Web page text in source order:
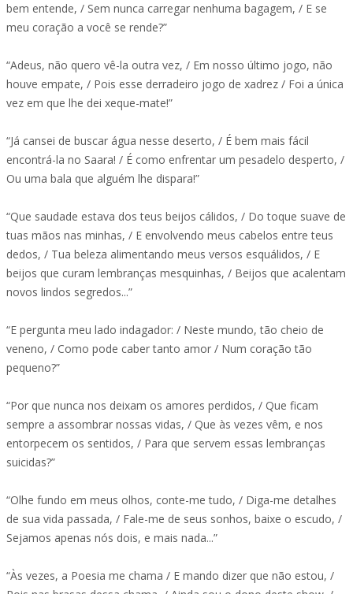
bem entende, / Sem nunca carregar nenhuma bagagem, / E se
meu coração a você se rende?”
“Adeus, não quero vê-la outra vez, / Em nosso último jogo, não
houve empate, / Pois esse derradeiro jogo de xadrez / Foi a única
vez em que lhe dei xeque-mate!”
“Já cansei de buscar água nesse deserto, / É bem mais fácil
encontrá-la no Saara! / É como enfrentar um pesadelo desperto, /
Ou uma bala que alguém lhe dispara!”
“Que saudade estava dos teus beijos cálidos, / Do toque suave de
tuas mãos nas minhas, / E envolvendo meus cabelos entre teus
dedos, / Tua beleza alimentando meus versos esquálidos, / E
beijos que curam lembranças mesquinhas, / Beijos que acalentam
novos lindos segredos...”
“E pergunta meu lado indagador: / Neste mundo, tão cheio de
veneno, / Como pode caber tanto amor / Num coração tão
pequeno?”
“Por que nunca nos deixam os amores perdidos, / Que ficam
sempre a assombrar nossas vidas, / Que às vezes vêm, e nos
entorpecem os sentidos, / Para que servem essas lembranças
suicidas?”
“Olhe fundo em meus olhos, conte-me tudo, / Diga-me detalhes
de sua vida passada, / Fale-me de seus sonhos, baixe o escudo, /
Sejamos apenas nós dois, e mais nada...”
“Às vezes, a Poesia me chama / E mando dizer que não estou, /